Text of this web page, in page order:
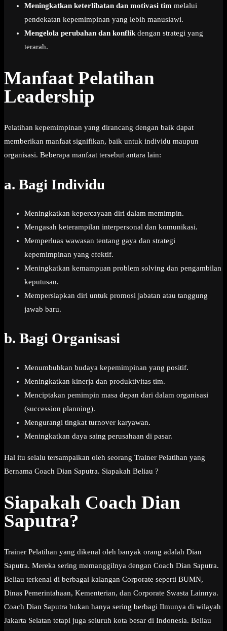
Meningkatkan keterlibatan dan motivasi tim melalui
pendekatan kepemimpinan yang lebih manusiawi.
Mengelola perubahan dan konflik dengan strategi yang
terarah.
Manfaat Pelatihan
Leadership
Pelatihan kepemimpinan yang dirancang dengan baik dapat
memberikan manfaat signifikan, baik untuk individu maupun
organisasi. Beberapa manfaat tersebut antara lain:
a. Bagi Individu
Meningkatkan kepercayaan diri dalam memimpin.
Mengasah keterampilan interpersonal dan komunikasi.
Memperluas wawasan tentang gaya dan strategi
kepemimpinan yang efektif.
Meningkatkan kemampuan problem solving dan pengambilan
keputusan.
Mempersiapkan diri untuk promosi jabatan atau tanggung
jawab baru.
b. Bagi Organisasi
Menumbuhkan budaya kepemimpinan yang positif.
Meningkatkan kinerja dan produktivitas tim.
Menciptakan pemimpin masa depan dari dalam organisasi
(succession planning).
Mengurangi tingkat turnover karyawan.
Meningkatkan daya saing perusahaan di pasar.
Hal itu selalu tersampaikan oleh seorang Trainer Pelatihan yang
Bernama Coach Dian Saputra. Siapakah Beliau ?
Siapakah Coach Dian
Saputra?
Trainer Pelatihan yang dikenal oleh banyak orang adalah Dian
Saputra. Mereka sering memanggilnya dengan Coach Dian Saputra.
Beliau terkenal di berbagai kalangan Corporate seperti BUMN,
Dinas Pemerintahaan, Kementerian, dan Corporate Swasta Lainnya.
Coach Dian Saputra bukan hanya sering berbagi Ilmunya di wilayah
Jakarta Selatan tetapi juga seluruh kota besar di Indonesia. Beliau